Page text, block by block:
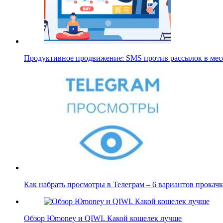
Продуктивное продвижение: SMS против рассылок в
Как набрать просмотры в Телеграм – 6 вариантов
Обзор Юmoney и QIWI. Какой кошелек лучше